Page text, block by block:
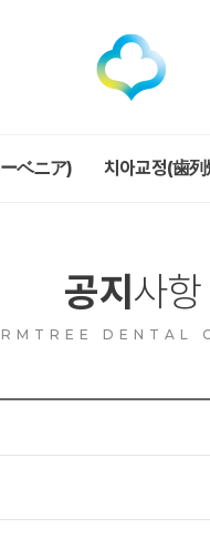
ベニア) 치아교정(歯
공지 사항
DENTAL